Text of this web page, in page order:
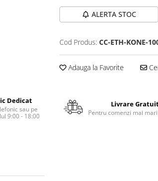
ALERTA STOC
Cod Produs: CC-ETH-KONE-
Adauga la Favorite
Dedicat
sau pe
9:00 - 18:00
Livrare
Pentru comenzi mai